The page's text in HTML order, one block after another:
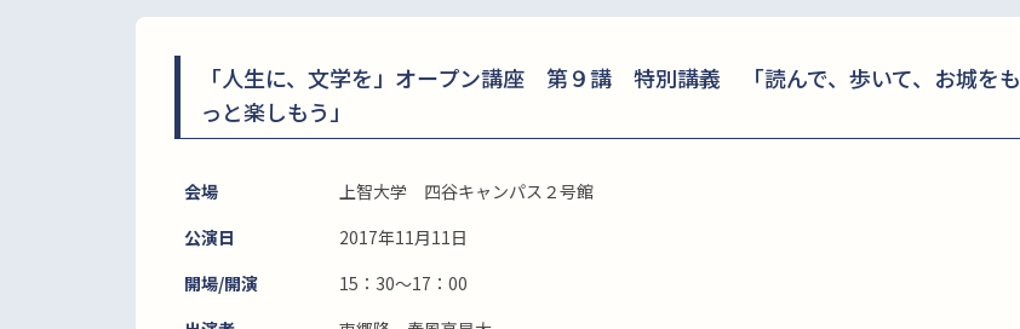
「人生に、文学を」オープン講座 第９講 特別講義 「読んで、歩いて、お城をも
っと楽しもう」
会場
上智大学 四谷キャンパス２号館
公演日
2017年11月11日
開場/開演
15：30～17：00